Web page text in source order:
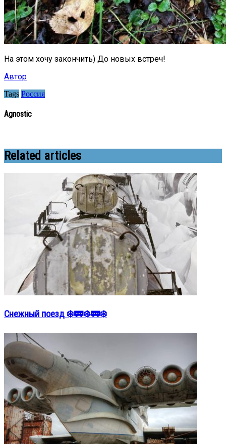
На этом хочу закончить) До новых встреч!
Автор
Tags Россия
Agnostic
Related articles
Снежный поезд ❄️🚃❄️🚃❄️